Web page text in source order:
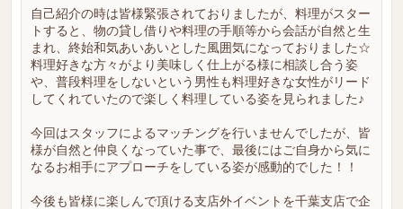
自己紹介の時は皆様緊張されておりましたが、料理がスター
トすると、物の貸し借りや料理の手順等から会話が自然と生
まれ、終始和気あいあいとした風囲気になっておりました☆
料理好きな方々がより美味しく仕上がる様に相談し合う姿
や、普段料理をしないという男性も料理好きな女性がリード
してくれていたので楽しく料理している姿を見られました♪
今回はスタッフによるマッチングを行いませんでしたが、皆
様が自然と仲良くなっていた事で、最後にはご自身から気に
なるお相手にアプローチをしている姿が感動的でした！！
今後も皆様に楽しんで頂ける支店外イベントを千葉支店で企